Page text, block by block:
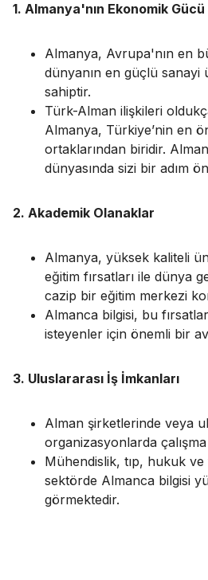
1. Almanya'nın Ekonomik Gücü
Almanya, Avrupa'nın en
dünyanın en güçlü sanayi
sahiptir.
Türk-Alman ilişkileri
Almanya, Türkiye’nin en
ortaklarından biridir.
dünyasında sizi bir adım
2. Akademik Olanaklar
Almanya, yüksek kaliteli
eğitim fırsatları ile dünya
cazip bir eğitim merkezi
Almanca bilgisi, bu
isteyenler için önemli bir
3. Uluslararası İş İmkanları
Alman şirketlerinde veya
organizasyonlarda çalışma
Mühendislik, tıp, hukuk
sektörde Almanca bilgisi
görmektedir.